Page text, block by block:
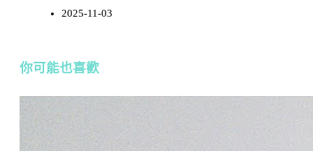
2025-11-03
你可能也喜歡